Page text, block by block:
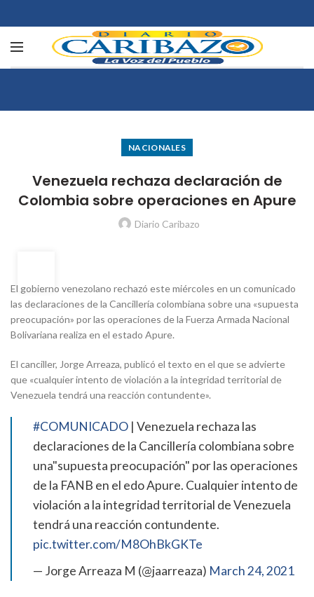
NACIONALES
Venezuela rechaza declaración de
Colombia sobre operaciones en Apure
Diario Caribazo
El gobierno venezolano rechazó este miércoles en un comunicado
las declaraciones de la Cancillería colombiana sobre una «supuesta
preocupación» por las operaciones de la Fuerza Armada Nacional
Bolivariana realiza en el estado Apure.
El canciller, Jorge Arreaza, publicó el texto en el que se advierte
que «cualquier intento de violación a la integridad territorial de
Venezuela tendrá una reacción contundente».
#COMUNICADO | Venezuela rechaza las
declaraciones de la Cancillería colombiana sobre
una"supuesta preocupación" por las operaciones
de la FANB en el edo Apure. Cualquier intento de
violación a la integridad territorial de Venezuela
tendrá una reacción contundente.
pic.twitter.com/M8OhBkGKTe
— Jorge Arreaza M (@jaarreaza) March 24, 2021